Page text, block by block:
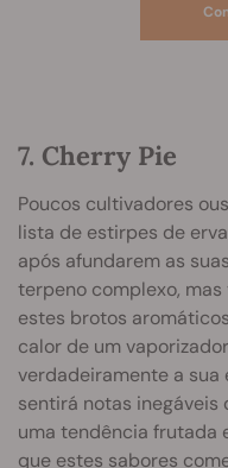
7. Cherry Pie
Poucos cultivadores
lista de estirpes de
após afundarem as
terpeno complexo,
estes brotos
calor de um
verdadeiramente a sua
sentirá notas inegáveis
uma tendência frutada
que estes sabores